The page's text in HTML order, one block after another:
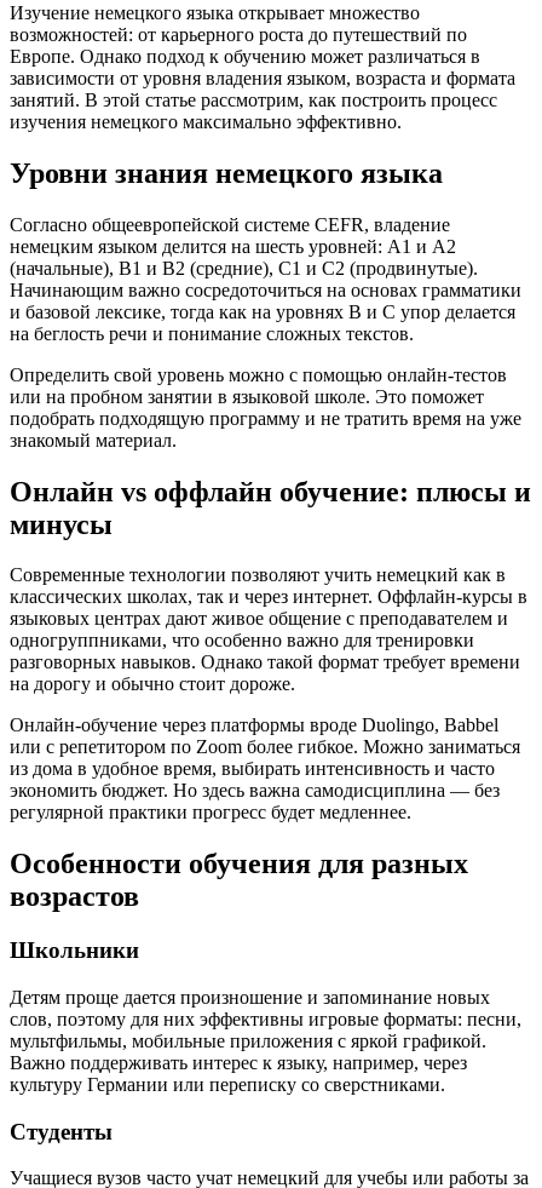
Изучение немецкого языка открывает множество
возможностей: от карьерного роста до путешествий по
Европе. Однако подход к обучению может различаться в
зависимости от уровня владения языком, возраста и формата
занятий. В этой статье рассмотрим, как построить процесс
изучения немецкого максимально эффективно.
Уровни знания немецкого языка
Согласно общеевропейской системе CEFR, владение
немецким языком делится на шесть уровней: A1 и A2
(начальные), B1 и B2 (средние), C1 и C2 (продвинутые).
Начинающим важно сосредоточиться на основах грамматики
и базовой лексике, тогда как на уровнях B и C упор делается
на беглость речи и понимание сложных текстов.
Определить свой уровень можно с помощью онлайн-тестов
или на пробном занятии в языковой школе. Это поможет
подобрать подходящую программу и не тратить время на уже
знакомый материал.
Онлайн vs оффлайн обучение: плюсы и
минусы
Современные технологии позволяют учить немецкий как в
классических школах, так и через интернет. Оффлайн-курсы в
языковых центрах дают живое общение с преподавателем и
одногруппниками, что особенно важно для тренировки
разговорных навыков. Однако такой формат требует времени
на дорогу и обычно стоит дороже.
Онлайн-обучение через платформы вроде Duolingo, Babbel
или с репетитором по Zoom более гибкое. Можно заниматься
из дома в удобное время, выбирать интенсивность и часто
экономить бюджет. Но здесь важна самодисциплина — без
регулярной практики прогресс будет медленнее.
Особенности обучения для разных
возрастов
Школьники
Детям проще дается произношение и запоминание новых
слов, поэтому для них эффективны игровые форматы: песни,
мультфильмы, мобильные приложения с яркой графикой.
Важно поддерживать интерес к языку, например, через
культуру Германии или переписку со сверстниками.
Студенты
Учащиеся вузов часто учат немецкий для учебы или работы за